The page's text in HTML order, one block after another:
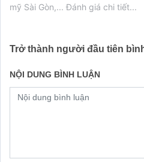
mỹ Sài Gòn,... Đánh giá chi tiết...
Trở thành người đầu tiên
NỘI DUNG BÌNH LUẬN